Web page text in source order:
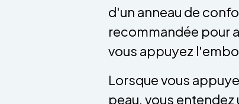
d'un anneau de
recommandée pour
vous appuyez
Lorsque vous
peau, vous entendez